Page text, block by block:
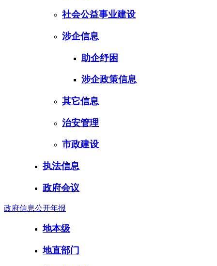
社会公益事业建设
涉企信息
助企纾困
涉企政策信息
其它信息
治安管理
市政建设
执法信息
政府会议
政府信息公开年报
地本级
地直部门